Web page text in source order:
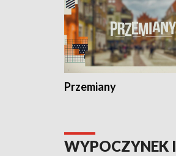
Przemiany
WYPOCZYNEK